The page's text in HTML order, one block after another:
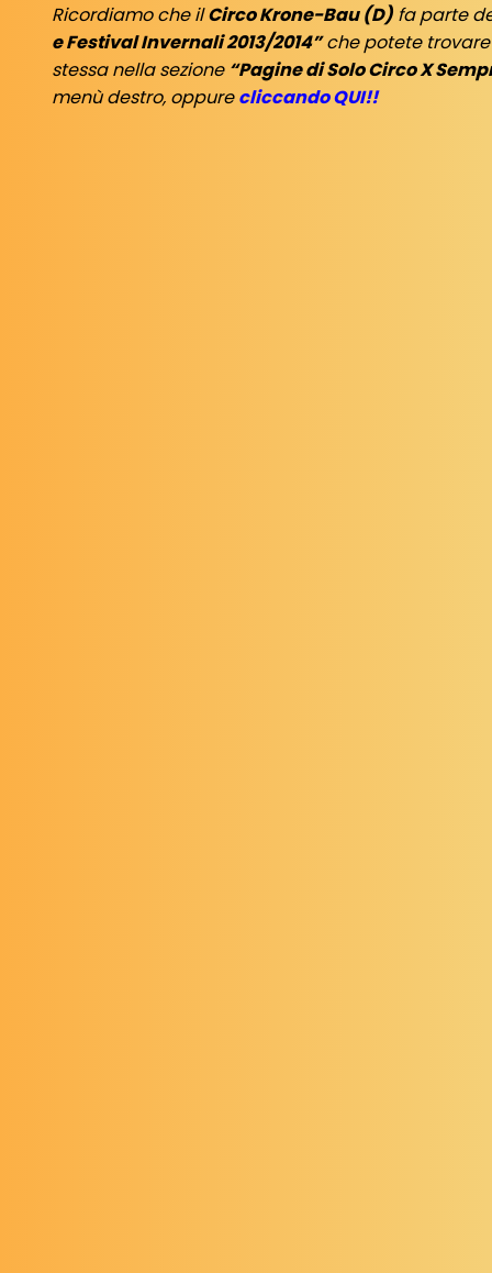
Ricordiamo che ilCirco Krone-Bau (D) fa parte
e Festival Invernali 2013/2014”che potete
stessa nella sezione “Pagine di Solo Circo X
menù destro, oppurecliccando QUI!!